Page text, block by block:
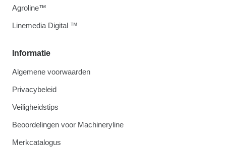
Informatie
Algemene voorwaarden
Privacybeleid
Veiligheidstips
Beoordelingen voor Machineryline
Merkcatalogus
Agroline™
Linemedia Digital ™